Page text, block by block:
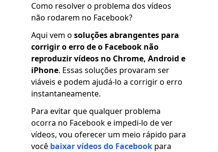
Como resolver o problema dos vídeos
não rodarem no Facebook?
Aqui vem o soluções abrangentes para
corrigir o erro de o Facebook não
reproduzir vídeos no Chrome, Android e
iPhone. Essas soluções provaram ser
viáveis ​​e podem ajudá-lo a corrigir o erro
instantaneamente.
Para evitar que qualquer problema
ocorra no Facebook e impedi-lo de ver
vídeos, vou oferecer um meio rápido para
você baixar vídeos do Facebook para